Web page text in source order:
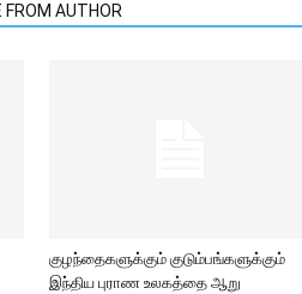
FROM AUTHOR
குழந்தைகளுக்கும் குடும்பங்களுக்கும்
இந்திய புராண உலகத்தை ஆறு